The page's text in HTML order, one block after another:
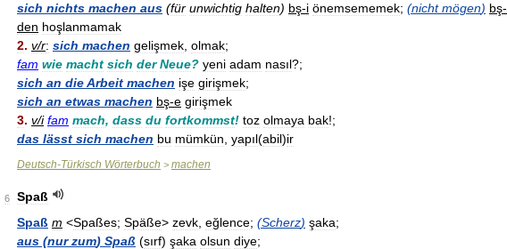
sich nichts machen aus (für unwichtig halten) bş-i önemsememek; (nicht mögen) bş-
den hoşlanmamak
2. v/r: sich machen gelişmek olmak;
fam wie macht sich der Neue? yeni adam nasıl?;
sich an dieArbeit machen işe girişmek;
sich an etwas machen bş-e girişmek
3. v/i fam mach, dass du fortkommst! toz olmaya bak!;
das lässt sich machen bu mümkün yapıl(abil)ir
Deutsch-Türkisch Wörterbuch > machen
6
Spaß
Spaß m <Spaßes; Späße> zevk eğlence; (Scherz) şaka;
aus (nur zum) Spaß (sırf) şaka olsun diye;